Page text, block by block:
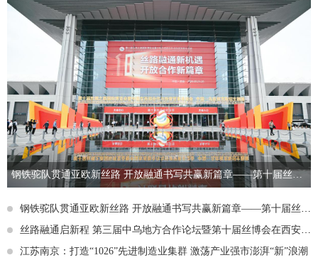
钢铁驼队贯通亚欧新丝路 开放融通书写共赢新篇章——第十届丝博会擘画高水平对外开放新图景
钢铁驼队贯通亚欧新丝路 开放融通书写共赢新篇章——第十届丝博会擘画高水平对外开放新图景
丝路融通启新程 第三届中乌地方合作论坛暨第十届丝博会在西安开幕
江苏南京：打造“1026”先进制造业集群 激荡产业强市澎湃“新”浪潮